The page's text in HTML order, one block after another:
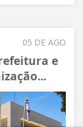
05 DE AGO
e